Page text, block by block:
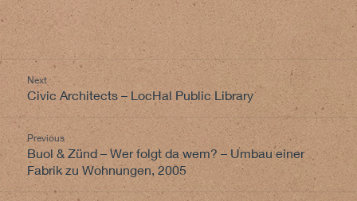
Beitragsnavigation
Next
Previous
post:
Civic Architects – LocHal Public Library
Previous
Next
post:
Buol & Zünd – Wer folgt da wem? – Umbau einer
Fabrik zu Wohnungen, 2005